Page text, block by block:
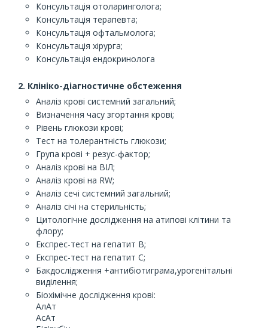
Консультація отоларинголога;
Консультація терапевта;
Консультація офтальмолога;
Консультація хірурга;
Консультація ендокринолога
2. Клініко-діагностичне обстеження
Аналіз крові системний загальний;
Визначення часу згортання крові;
Рівень глюкози крові;
Тест на толерантність глюкози;
Група крові + резус-фактор;
Аналіз крові на ВІЛ;
Аналіз крові на RW;
Аналіз сечі системний загальний;
Аналіз січі на стерильність;
Цитологічне дослідження на атипові клітини та
флору;
Експрес-тест на гепатит В;
Експрес-тест на гепатит С;
Бакдослідження +антибіотиграма,урогенітальні
виділення;
Біохімічне дослідження крові:
АлАт
АсАт